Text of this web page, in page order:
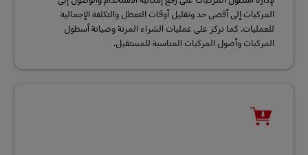
المركبات إلى أقصى حد وتقليل أوقات التعطل والتكلفة الإجمالية
للعمليات. كما نركز على عمليات الشراء المرنة وصيانة أسطول
المركبات وأصول المركبات المناسبة للمستقبل.